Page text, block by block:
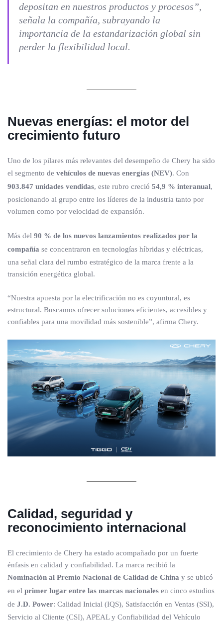
depositan en nuestros productos y procesos”,
señala la compañía, subrayando la
importancia de la estandarización global sin
perder la flexibilidad local.
Nuevas energías: el motor del
crecimiento futuro
Uno de los pilares más relevantes del desempeño de Chery ha sido
el segmento de vehículos de nuevas energías (NEV). Con
903.847 unidades vendidas, este rubro creció 54,9 % interanual,
posicionando al grupo entre los líderes de la industria tanto por
volumen como por velocidad de expansión.
Más del 90 % de los nuevos lanzamientos realizados por la
compañía se concentraron en tecnologías híbridas y eléctricas,
una señal clara del rumbo estratégico de la marca frente a la
transición energética global.
“Nuestra apuesta por la electrificación no es coyuntural, es
estructural. Buscamos ofrecer soluciones eficientes, accesibles y
confiables para una movilidad más sostenible”, afirma Chery.
Calidad, seguridad y
reconocimiento internacional
El crecimiento de Chery ha estado acompañado por un fuerte
énfasis en calidad y confiabilidad. La marca recibió la
Nominación al Premio Nacional de Calidad de China y se ubicó
en el primer lugar entre las marcas nacionales en cinco estudios
de J.D. Power: Calidad Inicial (IQS), Satisfacción en Ventas (SSI),
Servicio al Cliente (CSI), APEAL y Confiabilidad del Vehículo